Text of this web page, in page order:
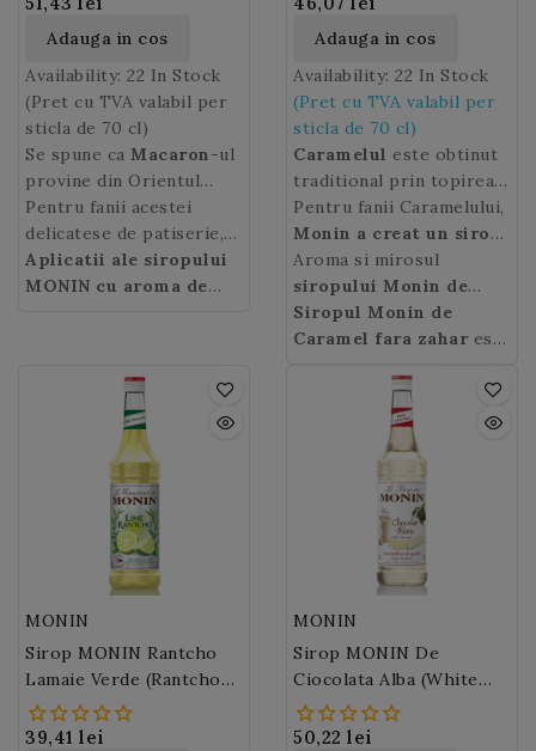
Adauga in cos
Availability: 22 In Stock
(Pret cu TVA valabil per
sticla de 70 cl)
Se spune ca Macaron-ul
provine din Orientul
Mijlociu si Magreb si are
la origine o compozitie
din zahar si pasta de
migdale. In Evul Mediu
se mai intai in Italia
Macaron cuamaretto)
si apoi in Franta. La
inceputul anilor 2000
Macaron-ul
cu parfumul
cremei din mijloc diferit
de cel al bezelei.
Pentru fanii acestei
delicatese de patiserie,
Monin a creat un sirop
ce concentreaza aroma
Aplicatii ale siropului
MONIN cu aroma de
baza de cafea,
ciocolatelor calde si
deserturilor de baut.
Adauga in cos
Availability: 22 In Stock
(Pret cu TVA valabil per
sticla de 70 cl)
Caramelul este obtinut
traditional prin topirea
zaharului in putina apa.
Gustul sau specific si
culoarea sunt obtinute in
urma acestui procedeu.
Pentru fanii Caramelului,
Monin a creat un sirop
ce concentreazatoata
aroma sa specifica,
insa in varianta fara
zahar. Delectati-va cu
caramelului in bauturile
pe baza de cafea datorita
Monin
Caramel Sugar Free
Aroma si mirosul
siropului Monin de
caramel fara zahar
Miros puternic si gust
caramelului (bomboane
dulci de caramel), cu
usoare note de alune.
Postgust de zahar
caramelizat.
Siropul Monin de
Caramel fara zahar este
care se dilueaza cu
MONIN
Sirop MONIN Rantcho
Lamaie Verde (Rantcho
Lime) 100cl PET
39,41 lei
MONIN
Sirop MONIN De
Ciocolata Alba (White
Chocolate)
50,22 lei